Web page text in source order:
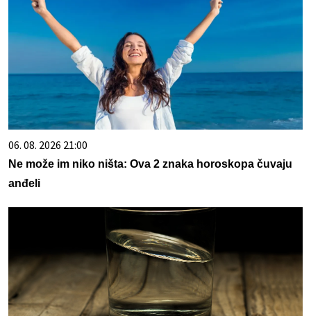
06. 08. 2026 21:00
Ne može im niko ništa: Ova 2 znaka horoskopa čuvaju
anđeli